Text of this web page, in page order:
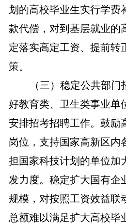
划的高校毕业生实行学费
款代偿， 对到基层就业的
定落实高定工资、提前转
策。
（三）稳定公共部门
好教育类、卫生类事业单
安排招考招聘工作。鼓励
岗位，支持国家高新区内
担国家科技计划的单位加
发力度。稳定扩大国有企
规模，对按照工资效益联
总额难以满足扩大高校毕